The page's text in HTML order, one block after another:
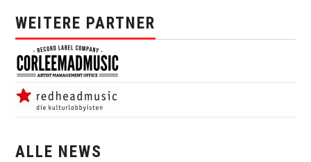
WEITERE PARTNER
ALLE NEWS